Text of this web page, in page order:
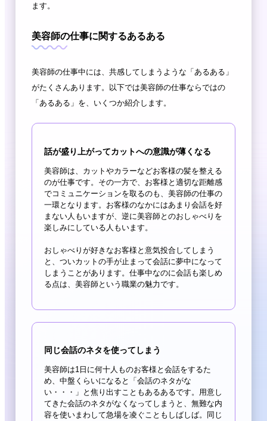
ます。
美容師の仕事に関するあるある
美容師の仕事中には、共感してしまうような「あるある」
がたくさんあります。以下では美容師の仕事ならではの
「あるある」を、いくつか紹介します。
話が盛り上がってカットへの意識が薄くなる
美容師は、カットやカラーなどお客様の髪を整える
のが仕事です。その一方で、お客様と適切な距離感
でコミュニケーションを取るのも、美容師の仕事の
一環となります。お客様のなかにはあまり会話を好
まない人もいますが、逆に美容師とのおしゃべりを
楽しみにしている人もいます。
おしゃべりが好きなお客様と意気投合してしまう
と、ついカットの手が止まって会話に夢中になって
しまうことがあります。仕事中なのに会話も楽しめ
る点は、美容師という職業の魅力です。
同じ会話のネタを使ってしまう
美容師は1日に何十人ものお客様と会話をするた
め、中盤くらいになると「会話のネタがな
い・・・」と焦り出すこともあるあるです。用意し
てきた会話のネタがなくなってしまうと、無難な内
容を使いまわして急場を凌ぐこともしばしば。同じ